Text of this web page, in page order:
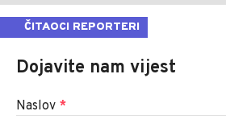
ČITAOCI REPORTERI
Dojavite nam vijest
Naslov *